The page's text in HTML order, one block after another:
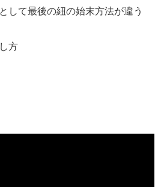
して最後の紐の始末方法が違う
方